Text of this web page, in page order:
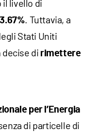
il livello di
3.67% . Tuttavia, a
Stati Uniti
decise di rimettere
per l’Energia
di particelle di